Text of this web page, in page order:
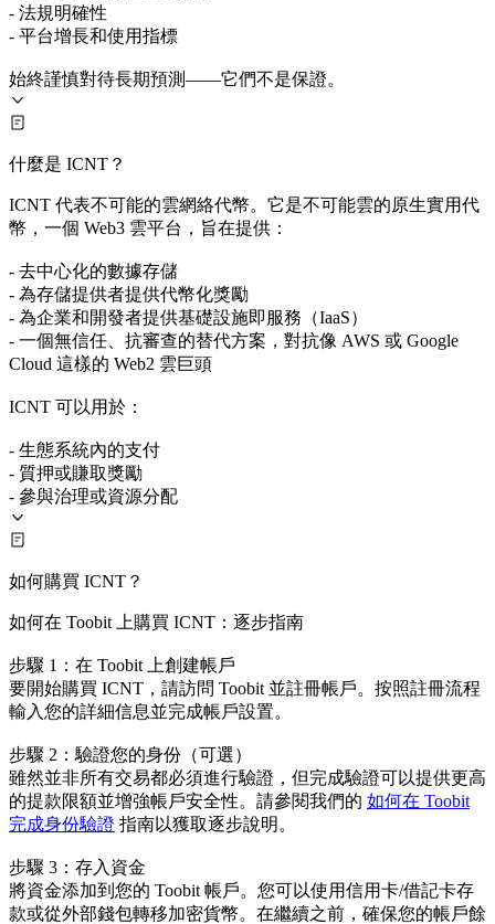
- 法規明確性
- 平台增長和使用指標
始終謹慎對待長期預測——它們不是保證。
什麼是 ICNT？
ICNT 代表不可能的雲網絡代幣。它是不可能雲的原生實用代
幣，一個 Web3 雲平台，旨在提供：
- 去中心化的數據存儲
- 為存儲提供者提供代幣化獎勵
- 為企業和開發者提供基礎設施即服務（IaaS）
- 一個無信任、抗審查的替代方案，對抗像 AWS 或 Google
Cloud 這樣的 Web2 雲巨頭
ICNT 可以用於：
- 生態系統內的支付
- 質押或賺取獎勵
- 參與治理或資源分配
如何購買 ICNT？
如何在 Toobit 上購買 ICNT：逐步指南
步驟 1：在 Toobit 上創建帳戶
要開始購買 ICNT，請訪問 Toobit 並註冊帳戶。按照註冊流程
輸入您的詳細信息並完成帳戶設置。
步驟 2：驗證您的身份（可選）
雖然並非所有交易都必須進行驗證，但完成驗證可以提供更高
的提款限額並增強帳戶安全性。請參閱我們的 如何在 Toobit
完成身份驗證 指南以獲取逐步說明。
步驟 3：存入資金
將資金添加到您的 Toobit 帳戶。您可以使用信用卡/借記卡存
款或從外部錢包轉移加密貨幣。在繼續之前，確保您的帳戶餘